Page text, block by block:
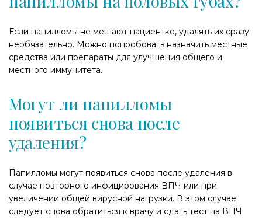
Если папилломы не мешают пациентке, удалять их сразу
необязательно. Можно попробовать назначить местные
средства или препараты для улучшения общего и
местного иммунитета.
Могут ли папилломы
появиться снова после
удаления?
Папилломы могут появиться снова после удаления в
случае повторного инфицирования ВПЧ или при
увеличении общей вирусной нагрузки. В этом случае
следует снова обратиться к врачу и сдать тест на ВПЧ.